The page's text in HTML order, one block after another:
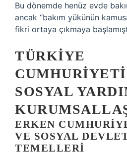
Bu dönemde henüz evde
ancak “bakım yükünün
fikri ortaya çıkmaya
TÜRKIYE
SOSYAL
ERKEN
VE SOSYAL
TEMELLERI